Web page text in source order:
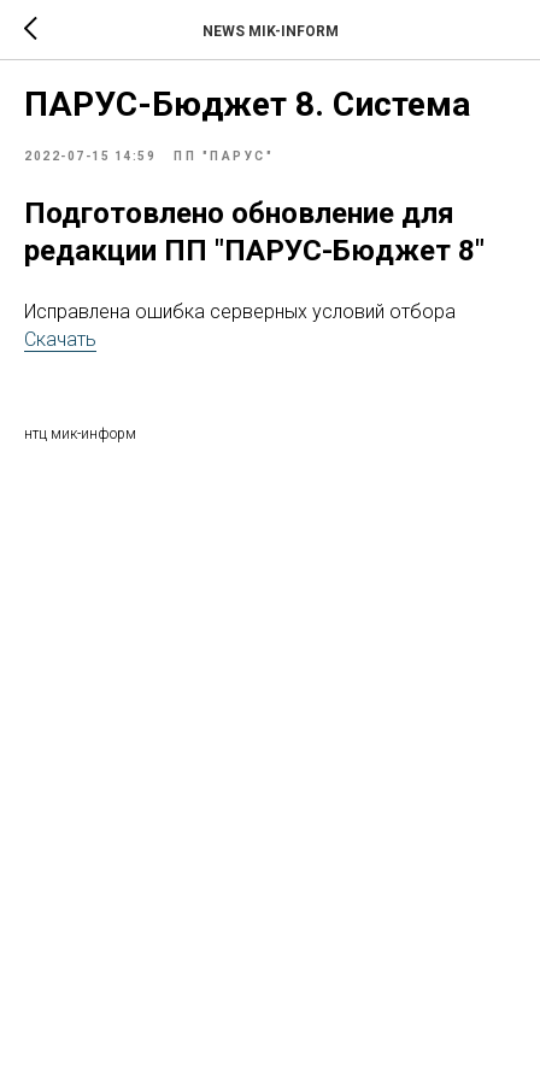
NEWS MIK-INFORM
ПАРУС-Бюджет 8. Система
2022-07-15 14:59 ПП "ПАРУС"
Подготовлено обновление для
редакции ПП "ПАРУС-Бюджет 8"
Исправлена ошибка серверных условий отбора
Скачать
нтц мик-информ